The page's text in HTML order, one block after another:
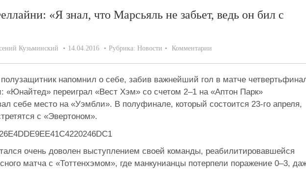
«Я знал, что Марсьяль не забьет, ведь он бил с
Кузьминский 14.04.2016 Рубрика: Новости Комментарии
полузащитник напомнил о себе, забив важнейший гол в матче
«Юнайтед» переиграл «Вест Хэм» со счетом 2–1 на «Аптон Парк»
себе место на «Уэмбли». В полуфинале, который состоится 23-го апреля,
с «Эвертоном».
очень доволен выступлением своей команды, реабилитировавшейся
матча с «Тоттенхэмом», где манкунианцы потерпели поражение 0–3,